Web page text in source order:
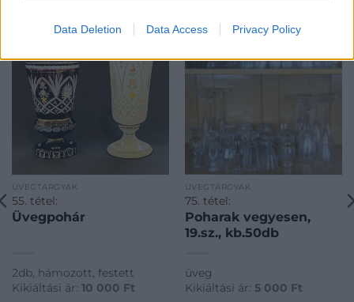
Data Deletion Data Access Privacy Policy
ÜVEGTÁRGYAK
55. tétel:
Üvegpohár
2db, hámozott, festett
Kikiáltási ár: 10 000 Ft
ÜVEGTÁRGYAK
75. tétel:
Poharak vegyesen,
19.sz., kb.50db
üveg
Kikiáltási ár: 5 000 Ft